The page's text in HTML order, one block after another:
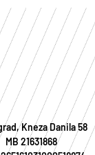
Kneza Danila 58
MB 21631868